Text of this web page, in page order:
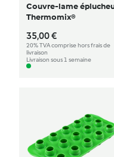
Couvre-lame
Thermomix®
35,00 €
20% TVA comprise hors frais de
livraison
Livraison sous 1 semaine